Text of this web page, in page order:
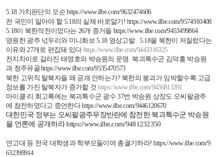
5.18 가치판단의 모순 https://www.ilbe.com/9632474606
전 국민이 알아야 할5.18의 실체 바로알기 ! https://www.ilbe.com/9574910408
5.18이 북한작전이었다는 26개 증거들 https://www.ilbe.com/9453499864
영원한 광주 넋두리와 미니화보5.18 영상고발5.18을 북한이 저질렀다는
이유와27개로 편집돼 있다 https://www.ilbe.com/9443316325
천지차이로 갈라진 태영호와 박승원의 운명 . 북괴특수군 김덕홍 박승원
과 청주유골https://www.ilbe.com/9535470573
북한 고위직 탈북자들 왜 공개 안하는가? 북한의 붕괴가 임박할수록 고급
정보를 가진 탈북자가 증가할 것https://www.ilbe.com/9436813391
마이클 리 회고록에는 북괴특수군 광수 37번 박승원 상장도 오씨팔광주
에 참전하였다고 증언한다 https://www.ilbe.com/9446120670
대한민국 정부는 오씨팔광주무장반란에 참전한 북괴특수군 박승원
을 언론에 공개하라 https://www.ilbe.com/9481232350
연고대 등 전국 대학생과 학부모들이여 총궐기하라! https://www.ilbe.com/9
632398914